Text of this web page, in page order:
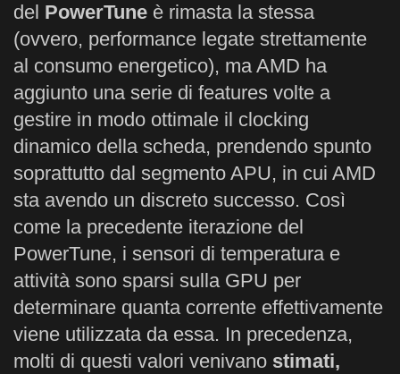
del PowerTune è rimasta la stessa
(ovvero, performance legate strettamente
al consumo energetico), ma AMD ha
aggiunto una serie di features volte a
gestire in modo ottimale il clocking
dinamico della scheda, prendendo spunto
soprattutto dal segmento APU, in cui AMD
sta avendo un discreto successo. Così
come la precedente iterazione del
PowerTune, i sensori di temperatura e
attività sono sparsi sulla GPU per
determinare quanta corrente effettivamente
viene utilizzata da essa. In precedenza,
molti di questi valori venivano stimati,